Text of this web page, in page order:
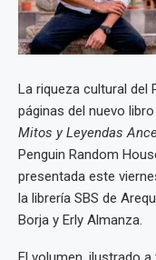
La riqueza cultural del
páginas del nuevo
Mitos y Leyendas
Penguin Random
presentada este
la librería SBS de
Borja y Erly Almanza.